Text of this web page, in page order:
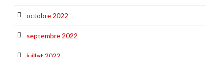
octobre 2022
septembre 2022